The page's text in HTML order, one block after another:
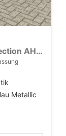
1.5 TSI 150PS m-HEV DSG Selection AHK Klimaautomatik ACC PDC v+h Rückf.Kamera Sitzheizung TWA Apple CarPlay Android Auto 16"LM
Metallic